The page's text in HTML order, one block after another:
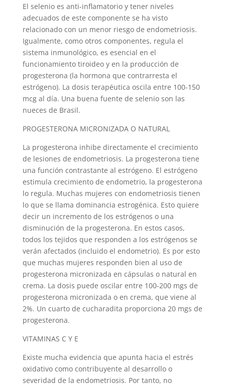
El selenio es anti-inflamatorio y tener niveles
adecuados de este componente se ha visto
relacionado con un menor riesgo de endometriosis.
Igualmente, como otros componentes, regula el
sistema inmunológico, es esencial en el
funcionamiento tiroideo y en la producción de
progesterona (la hormona que contrarresta el
estrógeno). La dosis terapéutica oscila entre 100-150
mcg al día. Una buena fuente de selenio son las
nueces de Brasil.
PROGESTERONA MICRONIZADA O NATURAL
La progesterona inhibe directamente el crecimiento
de lesiones de endometriosis. La progesterona tiene
una función contrastante al estrógeno. El estrógeno
estimula crecimiento de endometrio, la progesterona
lo regula. Muchas mujeres con endometriosis tienen
lo que se llama dominancia estrogénica. Esto quiere
decir un incremento de los estrógenos o una
disminución de la progesterona. En estos casos,
todos los tejidos que responden a los estrógenos se
verán afectados (incluido el endometrio). Es por esto
que muchas mujeres responden bien al uso de
progesterona micronizada en cápsulas o natural en
crema. La dosis puede oscilar entre 100-200 mgs de
progesterona micronizada o en crema, que viene al
2%. Un cuarto de cucharadita proporciona 20 mgs de
progesterona.
VITAMINAS C Y E
Existe mucha evidencia que apunta hacia el estrés
oxidativo como contribuyente al desarrollo o
severidad de la endometriosis. Por tanto, no